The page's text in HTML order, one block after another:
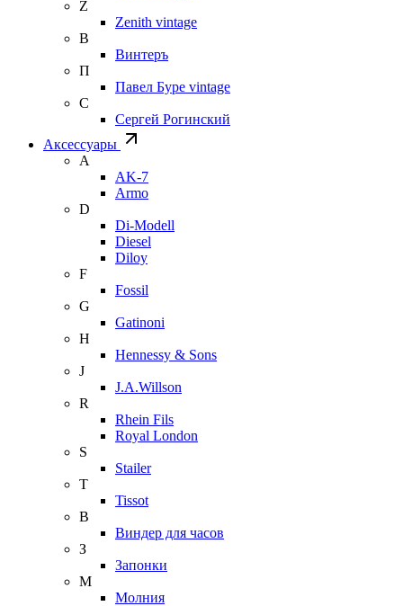
Z
Zenith vintage
В
Винтеръ
П
Павел Буре vintage
С
Сергей Рогинский
Аксессуары
A
AK-7
Armo
D
Di-Modell
Diesel
Diloy
F
Fossil
G
Gatinoni
H
Hennessy & Sons
J
J.A.Willson
R
Rhein Fils
Royal London
S
Stailer
T
Tissot
В
Виндер для часов
З
Запонки
М
Молния